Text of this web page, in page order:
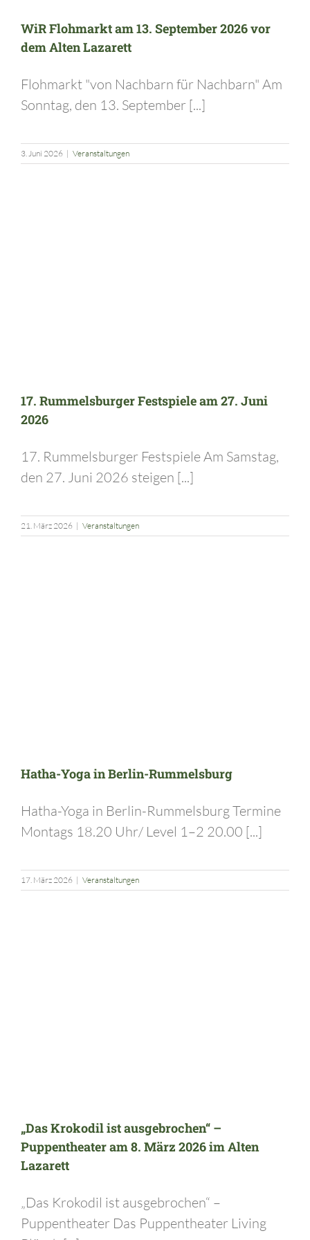
WiR Flohmarkt am 13. September 2026 vor
dem Alten Lazarett
Flohmarkt "von Nachbarn für Nachbarn" Am
Sonntag, den 13. September [...]
3. Juni 2026 | Veranstaltungen
17. Rummelsburger Festspiele am 27. Juni
2026
17. Rummelsburger Festspiele Am Samstag,
den 27. Juni 2026 steigen [...]
21. März 2026 | Veranstaltungen
Hatha-Yoga in Berlin-Rummelsburg
Hatha-Yoga in Berlin-Rummelsburg Termine
Montags 18.20 Uhr/ Level 1–2 20.00 [...]
17. März 2026 | Veranstaltungen
„Das Krokodil ist ausgebrochen“ –
Puppentheater am 8. März 2026 im Alten
Lazarett
„Das Krokodil ist ausgebrochen“ –
Puppentheater Das Puppentheater Living